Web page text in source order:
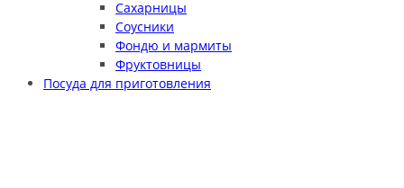
Сахарницы
Соусники
Фондю и мармиты
Фруктовницы
Посуда для приготовления